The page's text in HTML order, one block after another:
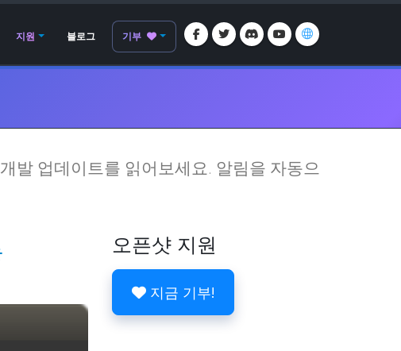
지원 블로그 기부
발 업데이트를 읽어보세요. 알림을 자동으
오픈샷 지원
지금 기부!